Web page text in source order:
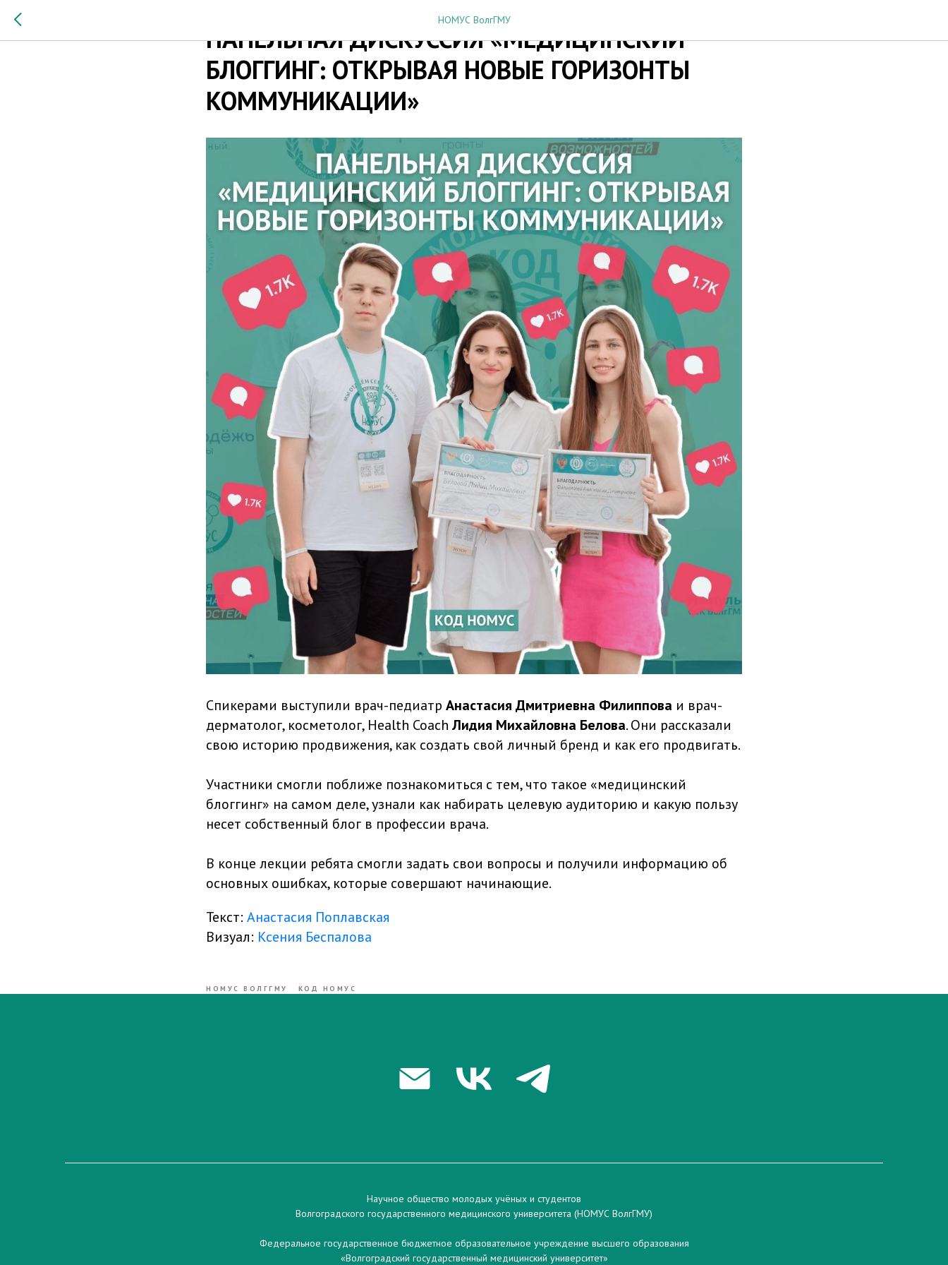
НОМУС ВолгГМУ
ПАНЕЛЬНАЯ ДИСКУССИЯ «МЕДИЦИНСКИЙ
БЛОГГИНГ: ОТКРЫВАЯ НОВЫЕ ГОРИЗОНТЫ
КОММУНИКАЦИИ»
Спикерами выступили врач-педиатр Анастасия Дмитриевна Филиппова и врач-
дерматолог, косметолог, Health Coach Лидия Михайловна Белова. Они рассказали
свою историю продвижения, как создать свой личный бренд и как его продвигать.
Участники смогли поближе познакомиться с тем, что такое «медицинский
блоггинг» на самом деле, узнали как набирать целевую аудиторию и какую пользу
несет собственный блог в профессии врача.
В конце лекции ребята смогли задать свои вопросы и получили информацию об
основных ошибках, которые совершают начинающие.
Текст: Анастасия Поплавская
Визуал: Ксения Беспалова
НОМУС ВОЛГГМУ КОД НОМУС
Научное общество молодых учёных и студентов
Волгоградского государственного медицинского университета (НОМУС ВолгГМУ)
Федеральное государственное бюджетное образовательное учреждение высшего образования
«Волгоградский государственный медицинский университет»